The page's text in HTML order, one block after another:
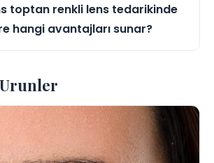
toptan renkli lens tedarikinde
hangi avantajları sunar?